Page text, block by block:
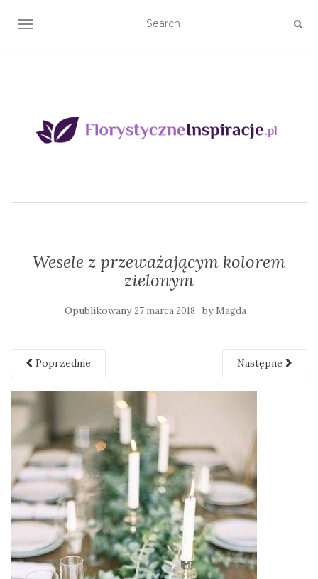
TOGGLE NAVIGATION
Wesele z przeważającym kolorem
zielonym
Opublikowany27 marca 2018 by Magda
Poprzednie Następne